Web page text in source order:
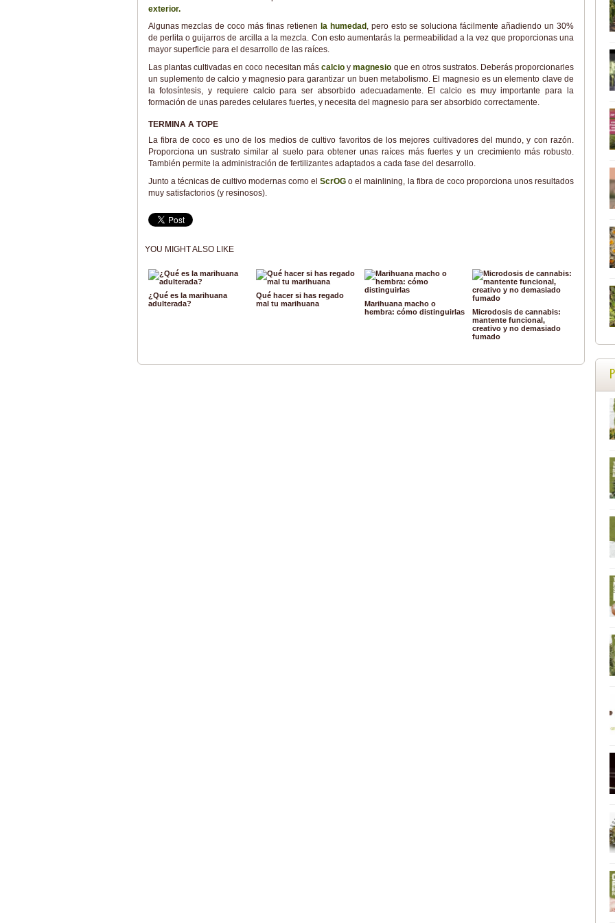
exterior.
Algunas mezclas de coco más finas retienen la humedad , pero esto se soluciona fácilmente añadiendo un 30%
de perlita o guijarros de arcilla a la mezcla. Con esto aumentarás la permeabilidad a la vez que proporcionas una
mayor superficie para el desarrollo de las raíces.
Las plantas cultivadas en coco necesitan máscalcioymagnesio que en otros sustratos. Deberás proporcionarles
un suplemento de calcio y magnesio para garantizar un buen metabolismo. El magnesio es un elemento clave de
la fotosíntesis, y requiere calcio para ser absorbido adecuadamente. El calcio es muy importante para la
formación de unas paredes celulares fuertes, y necesita del magnesio para ser absorbido correctamente.
TERMINA A TOPE
La fibra de coco es uno de los medios de cultivo favoritos de los mejores cultivadores del mundo, y con razón.
Proporciona un sustrato similar al suelo para obtener unas raíces más fuertes y un crecimiento más robusto.
También permite la administración de fertilizantes adaptados a cada fase del desarrollo.
Junto a técnicas de cultivo modernas como elScrOG o el mainlining, la fibra de coco proporciona unos resultados
muy satisfactorios (y resinosos).
YOU MIGHT ALSO LIKE
¿Qué es la marihuana
adulterada?
Qué hacer si has regado
mal tu marihuana
Marihuana macho o
hembra: cómo distinguirlas
Microdosis de cannabis:
mantente funcional,
creativo y no demasiado
fumado